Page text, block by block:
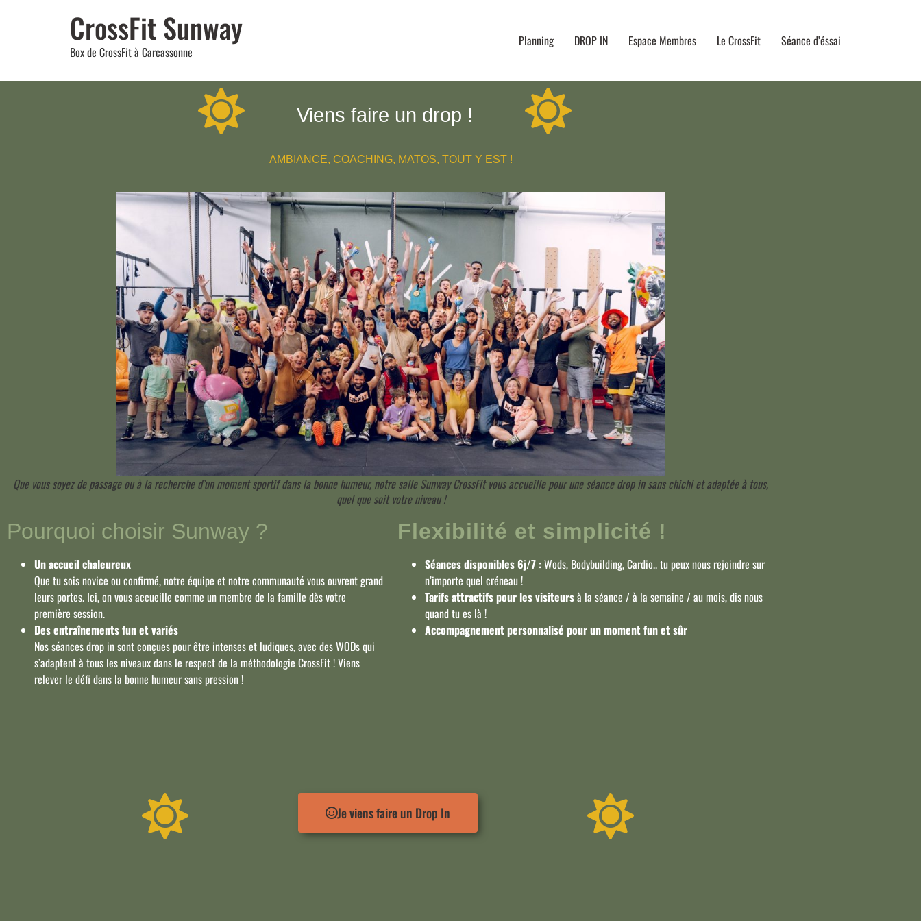
CrossFit Sunway
Box de CrossFit à Carcassonne
Planning DROP IN Espace Membres Le CrossFit Séance d’éssai
Viens faire un drop !
AMBIANCE, COACHING, MATOS, TOUT Y EST !
Que vous soyez de passage ou à la recherche d’un moment sportif dans la bonne humeur, notre salle Sunway CrossFit vous accueille pour une séance drop in sans chichi et adaptée à tous,
quel que soit votre niveau !
Pourquoi choisir Sunway ?
Un accueil chaleureux
Que tu sois novice ou confirmé, notre équipe et notre communauté vous ouvrent grand
leurs portes. Ici, on vous accueille comme un membre de la famille dès votre
première session.
Des entraînements fun et variés
Nos séances drop in sont conçues pour être intenses et ludiques, avec des WODs qui
s’adaptent à tous les niveaux dans le respect de la méthodologie CrossFit ! Viens
relever le défi dans la bonne humeur sans pression !
Flexibilité et simplicité !
Séances disponibles 6j/7 :Wods, Bodybuilding, Cardio.. tu peux nous rejoindre sur
n’importe quel créneau !
Tarifs attractifs pour les visiteursà la séance / à la semaine / au mois, dis nous
quand tu es là !
Accompagnement personnalisé pour un moment fun et sûr
Je viens faire un Drop In